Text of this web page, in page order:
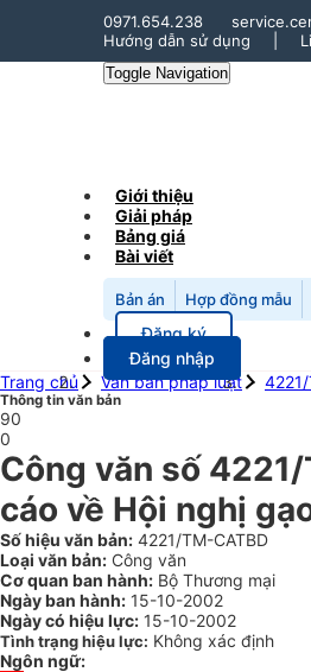
0971.654.238
Hướng dẫn sử dụng
Toggle Navigation
Giới thiệu
Giải pháp
Bảng giá
Bài viết
Bản án Hợp đồng mẫu
Đăng ký
Đăng nhập
Trang chủ
Văn bản pháp luật
Thông tin văn bản
90
0
Công văn số
cáo về Hội nghị
Số hiệu văn bản: 4221/TM-CATBD
Loại văn bản: Công văn
Cơ quan ban hành: Bộ Thương mại
Ngày ban hành: 15-10-2002
Ngày có hiệu lực: 15-10-2002
Tình trạng hiệu lực: Không xác định
Ngôn ngữ: